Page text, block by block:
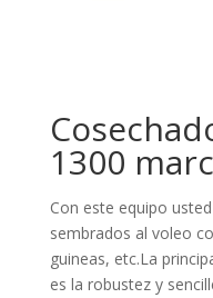
1300
Con este equipo
sembrados al voleo
guineas, etc.La
es la robustez y